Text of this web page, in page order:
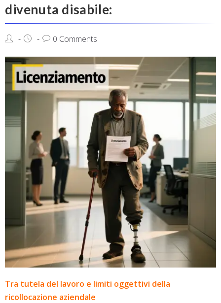
divenuta disabile:
0 Comments
Tra tutela del lavoro e limiti oggettivi della
ricollocazione aziendale